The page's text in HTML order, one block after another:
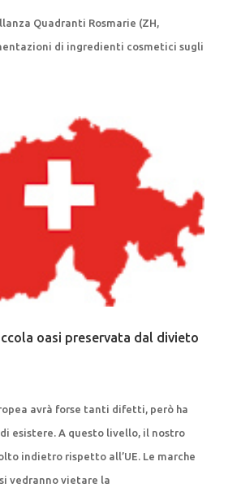
Quadranti Rosmarie (ZH,
di ingredienti cosmetici sugli
oasi preservata dal divieto
avrà forse tanti difetti, però ha
esistere. A questo livello, il nostro
indietro rispetto all’UE. Le marche
vedranno vietare la